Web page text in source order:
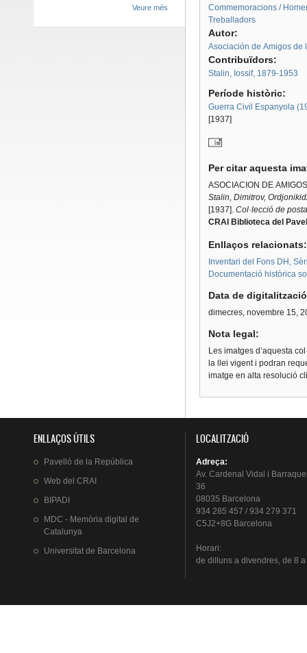
Commemoracions /
Treballadors
Autor:
Asociación de Amigos de
Contribuïdors:
Stalin, Iossif, 1879-1953
Període històric:
Guerra Civil Espanyola
[1937]
Per citar aquesta
ASOCIACION DE
Stalin, Dimitrov,
[1937]. Col·lecció de
CRAI Biblioteca del
Enllaços
Inventari del Fons DH,
Documentació històrica
Data de
dimecres, novembre 15,
Nota legal:
Les imatges d’aquesta
la llei vigent i podran
imatge en alta resolució
Veure més
ENLLAÇOS ÚTILS
Pavelló de la República
Web del CRAI
BIPADI
MDC - Memòria digital de
Catalunya
Universitat de Barcelona
LOCALITZACIÓ
Adreça:
Av. Cardenal Vidal i
36
08035 Barcelona
934 285 457 / 934 279 371
C5J2+8G Barcelona
Horari:
de dillunsa divendres, de 8